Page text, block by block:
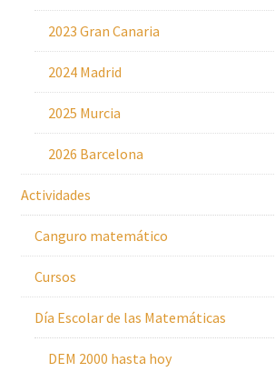
2023 Gran Canaria
2024 Madrid
2025 Murcia
2026 Barcelona
Actividades
Canguro matemático
Cursos
Día Escolar de las Matemáticas
DEM 2000 hasta hoy